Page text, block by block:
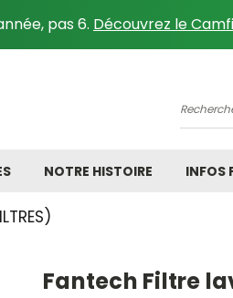
pas 6. Découvrez le
NOTRE HISTOIRE INFOS
Fantech Filtre